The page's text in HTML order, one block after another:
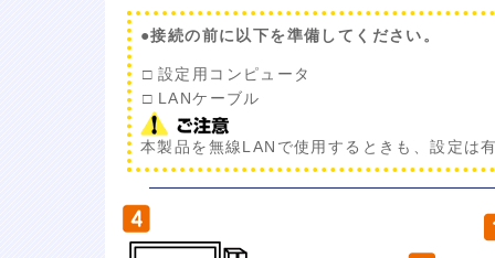
●接続の前に以下を準備してください。
□ 設定用コンピュータ
□ LANケーブル
本製品を無線LANで使用するときも、設定は